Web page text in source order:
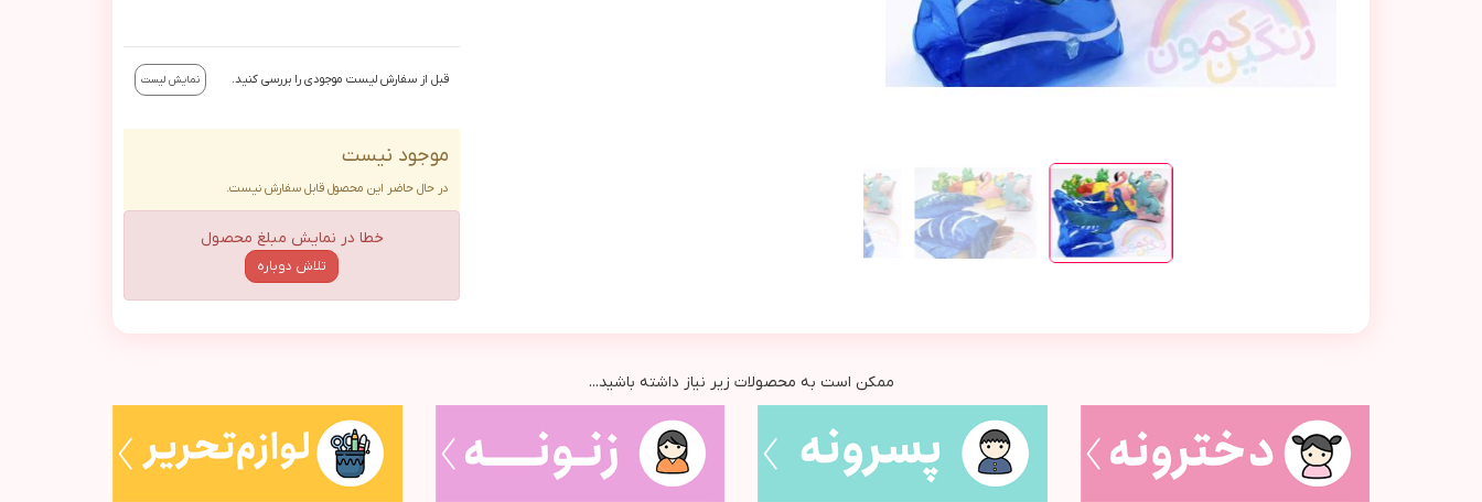
قبل از سفارش لیست موجودی را بررسی کنید. نمایش لیست
موجود نیست
در حال حاضر این محصول قابل سفارش نیست.
خطا در نمایش مبلغ محصول
تلاش دوباره
ممکن است به محصولات زیر نیاز داشته باشید...